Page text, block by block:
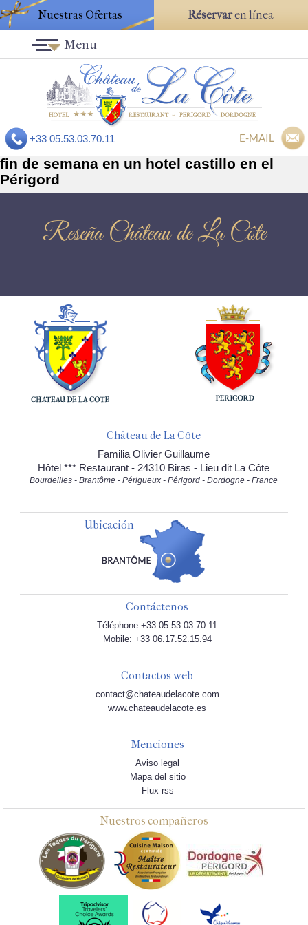
Nuestras Ofertas Réservaren línea
+33 05.53.03.70.11 E-MAIL
Menu
fin de semana en un hotel castillo en el
Périgord
Reseña Château de La Côte
Château de La Côte
Familia Olivier Guillaume
Hôtel *** Restaurant - 24310 Biras - Lieu dit La Côte
Bourdeilles - Brantôme - Périgueux - Périgord - Dordogne - France
Ubicación
Contáctenos
Téléphone:+33 05.53.03.70.11
Mobile: +33 06.17.52.15.94
Contactos web
contact@chateaudelacote.com
www.chateaudelacote.es
Menciones
Aviso legal
Mapa del sitio
Flux rss
Nuestros compañeros